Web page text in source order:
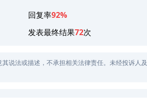
回复率92%
发表最终结果72次
说法或描述，不承担相关法律责任。未经投诉人及